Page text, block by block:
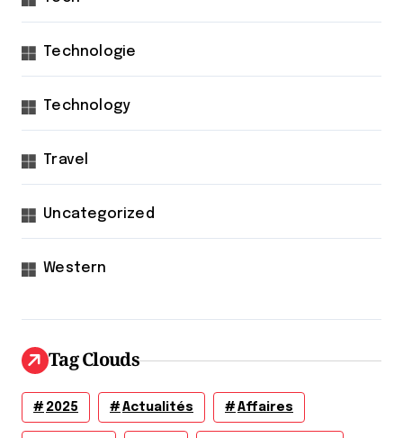
Technologie
Technology
Travel
Uncategorized
Western
Tag Clouds
2025 Actualités Affaires